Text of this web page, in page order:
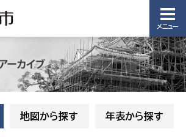
メニュー
議会局地図から探す 年表から探す